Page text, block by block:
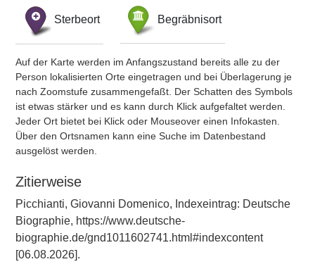
Sterbeort Begräbnisort
Auf der Karte werden im Anfangszustand bereits alle zu der
Person lokalisierten Orte eingetragen und bei Überlagerung je
nach Zoomstufe zusammengefaßt. Der Schatten des Symbols
ist etwas stärker und es kann durch Klick aufgefaltet werden.
Jeder Ort bietet bei Klick oder Mouseover einen Infokasten.
Über den Ortsnamen kann eine Suche im Datenbestand
ausgelöst werden.
Zitierweise
Picchianti, Giovanni Domenico, Indexeintrag: Deutsche
Biographie, https://www.deutsche-
biographie.de/gnd1011602741.html#indexcontent
[06.08.2026].